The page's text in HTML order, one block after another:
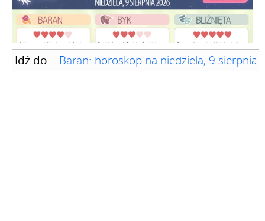
Idź do Baran: horoskop na niedziela, 9 sierpnia